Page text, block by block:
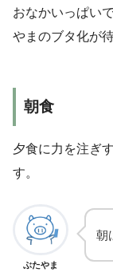
おなかいっぱい
やまのブタ化が
朝食
夕食に力を注ぎ
す。
ぶたやま
朝